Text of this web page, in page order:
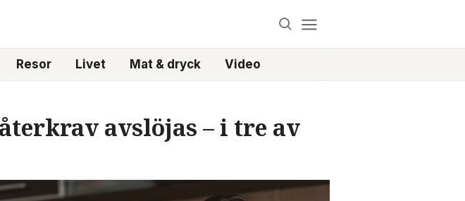
Resor Livet Mat & dryck Video
avslöjas – i tre av